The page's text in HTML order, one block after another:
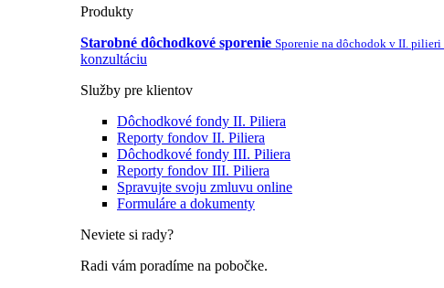
Produkty
Starobné dôchodkové sporenie Sporenie na dôchodok v II. pilieri
konzultáciu
Služby pre klientov
Dôchodkové fondy II. Piliera
Reporty fondov II. Piliera
Dôchodkové fondy III. Piliera
Reporty fondov III. Piliera
Spravujte svoju zmluvu online
Formuláre a dokumenty
Neviete si rady?
Radi vám poradíme na pobočke.